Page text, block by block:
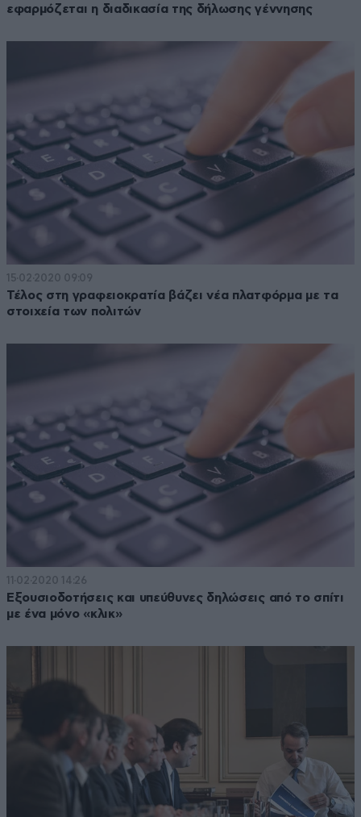
εφαρμόζεται η διαδικασία της δήλωσης γέννησης
15·02·2020 09:09
Τέλος στη γραφειοκρατία βάζει νέα πλατφόρμα με τα
στοιχεία των πολιτών
11·02·2020 14:26
Εξουσιοδοτήσεις και υπεύθυνες δηλώσεις από το σπίτι
με ένα μόνο «κλικ»